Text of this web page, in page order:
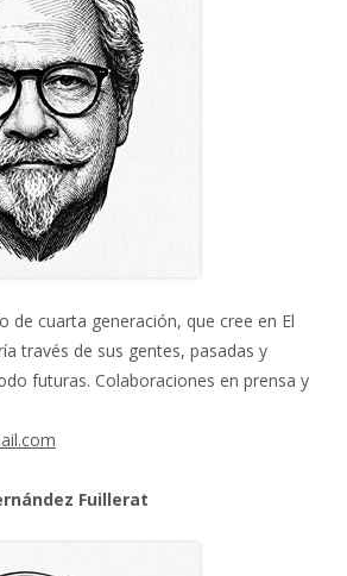
de cuarta generación, que cree en El
través de sus gentes, pasadas y
futuras. Colaboraciones en prensa y
Fuillerat